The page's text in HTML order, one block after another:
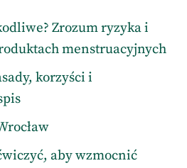
Zrozum ryzyka i
menstruacyjnych
korzyści i
aby wzmocnić